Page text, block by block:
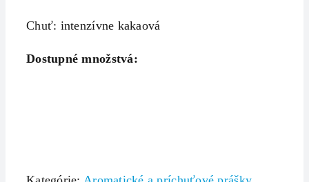
Chuť: intenzívne kakaová
Dostupné množstvá: